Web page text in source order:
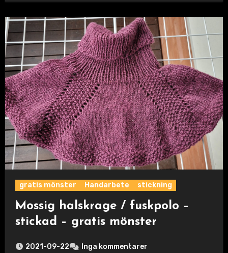
gratis mönster Handarbete stickning
Mossig halskrage / fuskpolo –
stickad – gratis mönster
2021-09-22 Inga kommentarer